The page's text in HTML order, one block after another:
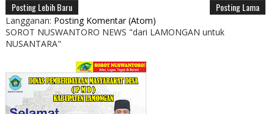
Posting Lebih Baru Posting Lama
Langganan: Posting Komentar (Atom)
SOROT NUSWANTORO NEWS "dari LAMONGAN untuk
NUSANTARA"